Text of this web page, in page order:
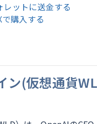
レットに送金する
で購入する
ン(仮想通貨